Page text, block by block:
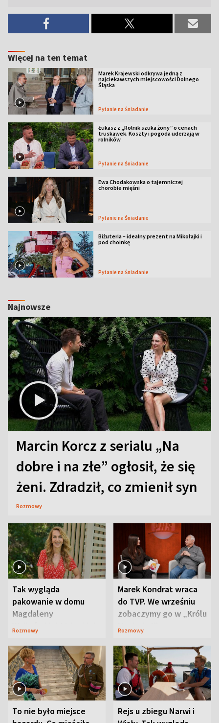
Więcej na ten temat
Marek Krajewski odkrywa jedną z
najciekawszych miejscowości Dolnego
Śląska
Pytanie na Śniadanie
Łukasz z „Rolnik szuka żony” o cenach
truskawek. Koszty i pogoda uderzają w
rolników
Pytanie na Śniadanie
Ewa Chodakowska o tajemniczej
chorobie mięśni
Pytanie na Śniadanie
Biżuteria – idealny prezent na Mikołajki i
pod choinkę
Pytanie na Śniadanie
Najnowsze
Marcin Korcz z serialu „Na
dobre i na złe” ogłosił, że się
żeni. Zdradził, co zmienił syn
Rozmowy
Tak wygląda
pakowanie w domu
Magdaleny
Waligórskiej-Lisieckiej.
Rozmowy
Marek Kondrat wraca
do TVP. We wrześniu
zobaczymy go w „Królu
Maciusiu I”
Rozmowy
To nie było miejsce
Rejs u zbiegu Narwi i